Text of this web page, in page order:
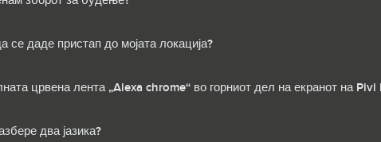
се даде пристап до мојата локација?
црвена лента „Alexa chrome“ во горниот дел на екранот на Pivi
два јазика?